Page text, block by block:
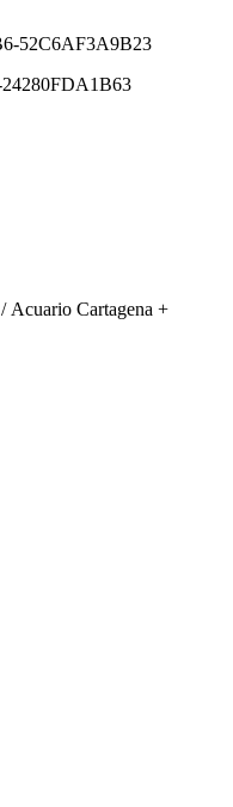
/ Acuario Cartagena +